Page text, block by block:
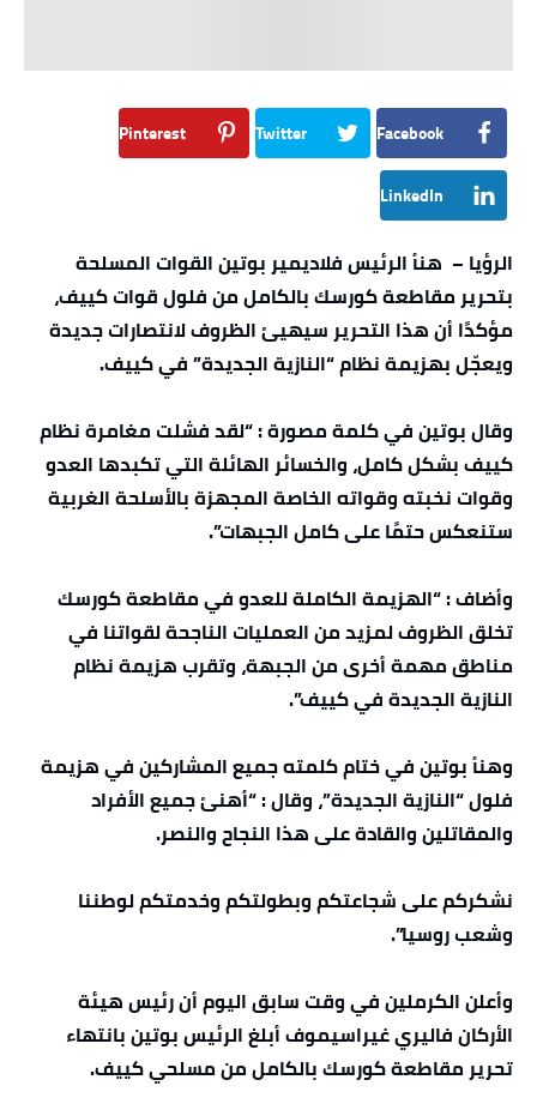
Facebook
Twitter
Pinterest
LinkedIn
الرؤيا – هنأ الرئيس فلاديمير بوتين القوات المسلحة
بتحرير مقاطعة كورسك بالكامل من فلول قوات كييف،
مؤكدًا أن هذا التحرير سيهيئ الظروف لانتصارات جديدة
ويعجّل بهزيمة نظام “النازية الجديدة” في كييف.
وقال بوتين في كلمة مصورة : “لقد فشلت مغامرة نظام
كييف بشكل كامل، والخسائر الهائلة التي تكبدها العدو
وقوات نخبته وقواته الخاصة المجهزة بالأسلحة الغربية
ستنعكس حتمًا على كامل الجبهات”.
وأضاف : “الهزيمة الكاملة للعدو في مقاطعة كورسك
تخلق الظروف لمزيد من العمليات الناجحة لقواتنا في
مناطق مهمة أخرى من الجبهة، وتقرب هزيمة نظام
النازية الجديدة في كييف”.
وهنأ بوتين في ختام كلمته جميع المشاركين في هزيمة
فلول “النازية الجديدة”، وقال : “أهنئ جميع الأفراد
والمقاتلين والقادة على هذا النجاح والنصر.
نشكركم على شجاعتكم وبطولتكم وخدمتكم لوطننا
وشعب روسيا”.
وأعلن الكرملين في وقت سابق اليوم أن رئيس هيئة
الأركان فاليري غيراسيموف أبلغ الرئيس بوتين بانتهاء
تحرير مقاطعة كورسك بالكامل من مسلحي كييف.